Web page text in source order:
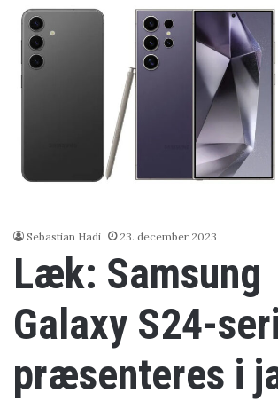
Sebastian Hadi 23. december 2023
Læk: Samsung
Galaxy S24-
præsenteres i